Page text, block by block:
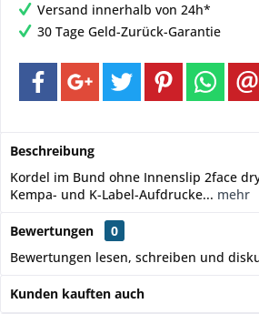
Versand innerhalb von 24h*
30 Tage Geld-Zurück-Garantie
Beschreibung
Kordel im Bund ohne Innenslip 2face
Kempa- und K-Label-Aufdrucke... mehr
Bewertungen
0
Bewertungen lesen, schreiben und
Kunden kauften auch